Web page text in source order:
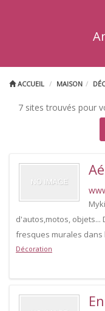
ACCUEIL MAISON
7 sites trouvés pour
d'autos,motos,
fresques murales dans
Décoration